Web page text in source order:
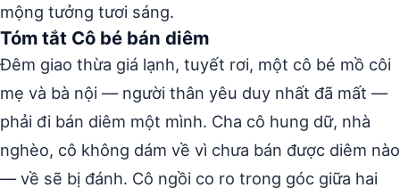
mộng tưởng tươi sáng.
Tóm tắt Cô bé bán diêm
Đêm giao thừa giá lạnh, tuyết rơi, một cô bé mồ côi
mẹ và bà nội — người thân yêu duy nhất đã mất —
phải đi bán diêm một mình. Cha cô hung dữ, nhà
nghèo, cô không dám về vì chưa bán được diêm nào
— về sẽ bị đánh. Cô ngồi co ro trong góc giữa hai